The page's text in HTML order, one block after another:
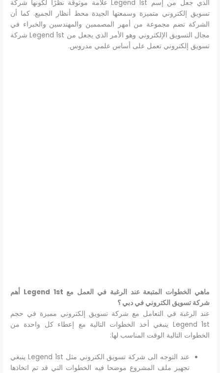
الذي جعل من إسم Legend 1st علامة موثوقة نظرًا لكونها شركة
تسويق إلكتروني متميزة وسمعتها الجيدة محط أنظار الجميع. كما أن
الشركة تضم مجموعة من أمهر المصممين والمهندسين والخبراء في
مجال التسويق الإلكتروني وهو الأمر الذي يجعل من Legend 1st شركة
تسويق إلكتروني تعمل على أساس علمي مدروس.
ماهي الخطوات المتبعة عند الرغبة في العمل مع Legend 1st أهم
شركة تسويق الكتروني في دبي ؟
عند الرغبة في التعامل مع شركة تسويق إلكتروني مميزة في حجم
Legend 1st ينبغي أخذ الخطوات التالية مع إعطاء كل واحدة من
الخطوات التالية الوقت المناسب لها:
عند التوجه الى شركة تسويق الكتروني مثل Legend 1st ينبغي
تجهيز ملف المشروع موضحا فيه الخطوات التي قد تم اتخاذها